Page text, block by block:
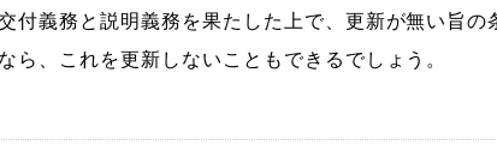
付義務と説明義務を果たした上で、更新が無い旨の
ら、これを更新しないこともできるでしょう。